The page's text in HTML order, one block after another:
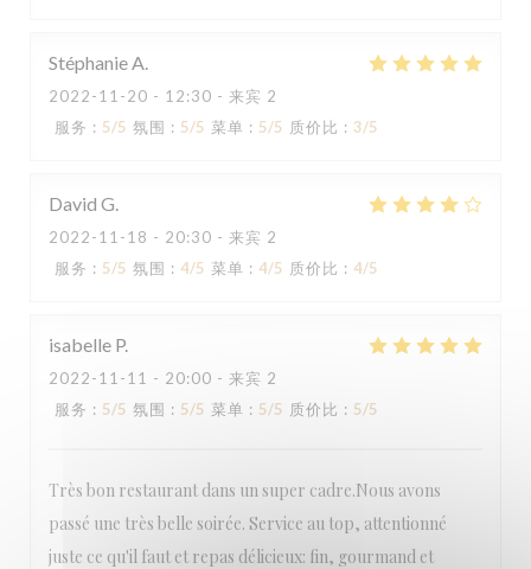
StéphanieA
2022-11-20 - 12:30 - 来宾 2
服务 : 5/5 氛围 : 5/5 菜单 : 5/5 质价比 : 3/5
David G
2022-11-18 - 20:30 - 来宾 2
服务 : 5/5 氛围 : 4/5 菜单 : 4/5 质价比 : 4/5
isabelle P
2022-11-11 - 20:00 - 来宾 2
服务 : 5/5 氛围 : 5/5 菜单 : 5/5 质价比 : 5/5
Très bon restaurant dans un super cadre.Nous avons
passé une très belle soirée. Service au top, attentionné
juste ce qu'il faut et repas délicieux: fin, gourmand et